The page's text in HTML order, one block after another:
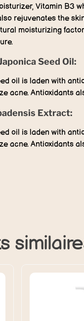
Vitamin B3
rejuvenates the
moisturizing
Seed Oil:
oil is laden with
acne. Antioxidants
Extract:
oil is laden with
acne. Antioxidants